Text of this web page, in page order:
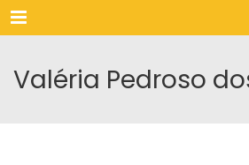
Menu
Valéria Pedroso